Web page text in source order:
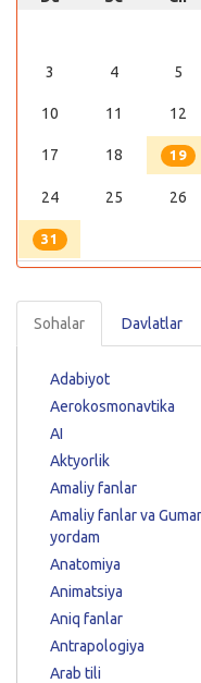
3 4 5
10 11 12
17 18 19
24 25 26
31
Sohalar Davlatlar
Adabiyot
Aerokosmonavtika
AI
Aktyorlik
Amaliy fanlar
Amaliy fanlar va
yordam
Anatomiya
Animatsiya
Aniq fanlar
Antrapologiya
Arab tili